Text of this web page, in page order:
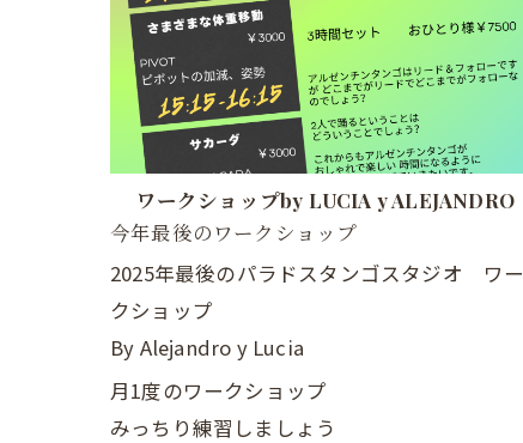
ワークショップby LUCIA y ALEJANDRO
今年最後のワークショップ
2025年最後のパラドスタンゴスタジオ ワー
クショップ
By Alejandro y Lucia
月1度のワークショップ
みっちり練習しましょう